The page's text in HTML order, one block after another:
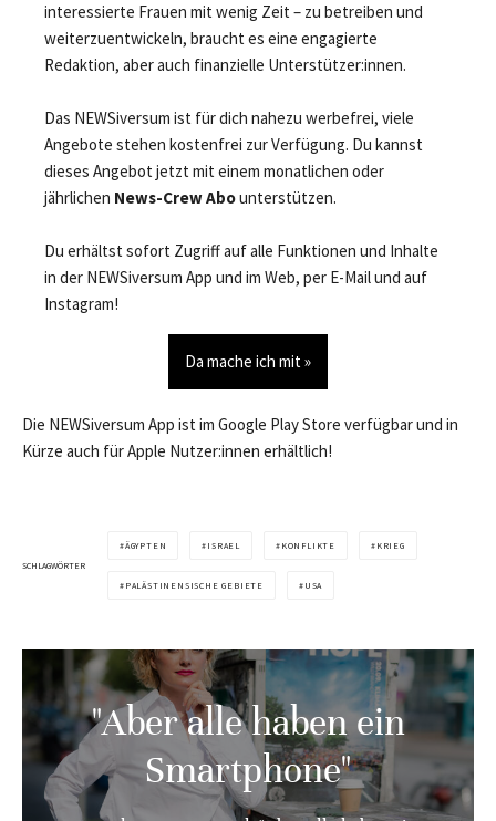
interessierte Frauen mit wenig Zeit – zu betreiben und
weiterzuentwickeln, braucht es eine engagierte
Redaktion, aber auch finanzielle Unterstützer:innen.
Das NEWSiversum ist für dich nahezu werbefrei, viele
Angebote stehen kostenfrei zur Verfügung. Du kannst
dieses Angebot jetzt mit einem monatlichen oder
jährlichen News-Crew Abounterstützen.
Du erhältst sofort Zugriff auf alle Funktionen und Inhalte
in der NEWSiversum App und im Web, per E-Mail und auf
Instagram!
Da mache ich mit »
Die NEWSiversum App ist im Google Play Store verfügbar und in
Kürze auch für Apple Nutzer:innen erhältlich!
SCHLAGWÖRTER
ÄGYPTEN ISRAEL KONFLIKTE KRIEG
PALÄSTINENSISCHE GEBIETE USA
"Aber alle haben ein
Smartphone"